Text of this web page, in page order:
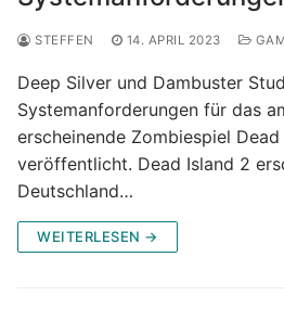
STEFFEN 14. APRIL 2023
Deep Silver und Dambuster
Systemanforderungen für das
erscheinende Zombiespiel Dead
veröffentlicht. Dead Island 2
Deutschland…
WEITERLESEN →